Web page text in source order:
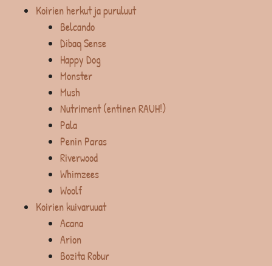
Koirien herkut ja puruluut
Belcando
Dibaq Sense
Happy Dog
Monster
Mush
Nutriment (entinen RAUH!)
Pala
Penin Paras
Riverwood
Whimzees
Woolf
Koirien kuivaruuat
Acana
Arion
Bozita Robur